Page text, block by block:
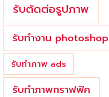
รับตัดต่อรูปภาพ
รับทำงาน photoshop
รับทำภาพ ads
รับทำภาพกราฟฟิค